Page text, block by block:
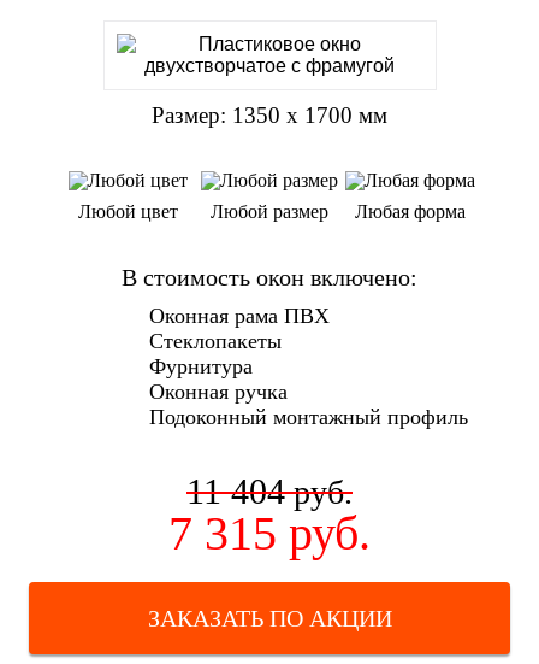
Размер: 1350 х 1700 мм
Любой цвет Любой размер Любая форма
В стоимость окон включено:
Оконная рама ПВХ
Стеклопакеты
Фурнитура
Оконная ручка
Подоконный монтажный профиль
11 404руб.
7 315 руб.
ЗАКАЗАТЬ ПО АКЦИИ